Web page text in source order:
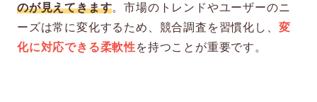
のが見えてきます。市場のトレンドやユーザーのニ
ーズは常に変化するため、競合調査を習慣化し、 変
化に対応できる柔軟性を持つことが重要です。